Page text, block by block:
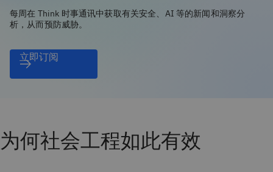
每周在 Think 时事通讯中获取有关安全、AI 等的新闻和洞察分
析，从而预防威胁。
立即订阅
为何社会工程如此有效